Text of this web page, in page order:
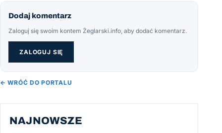
Dodaj komentarz
Zaloguj się swoim kontem Żeglarski.info, aby dodać komentarz.
ZALOGUJ SIĘ
← WRÓĆ DO PORTALU
NAJNOWSZE